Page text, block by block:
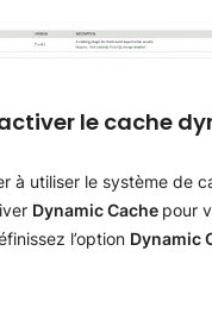
le cache
à utiliser le système de
Dynamic Cache pour
l’option Dynamic